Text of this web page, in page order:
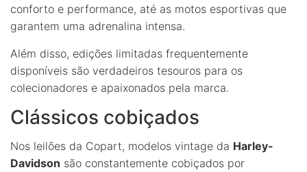
conforto e performance, até as motos esportivas que
garantem uma adrenalina intensa.
Além disso, edições limitadas frequentemente
disponíveis são verdadeiros tesouros para os
colecionadores e apaixonados pela marca.
Clássicos cobiçados
Nos leilões da Copart, modelos vintage da Harley-
Davidson são constantemente cobiçados por